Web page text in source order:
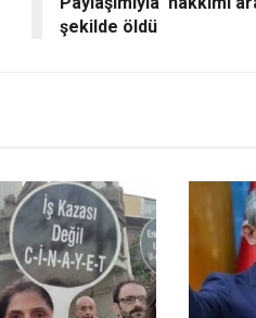
şekilde öldü